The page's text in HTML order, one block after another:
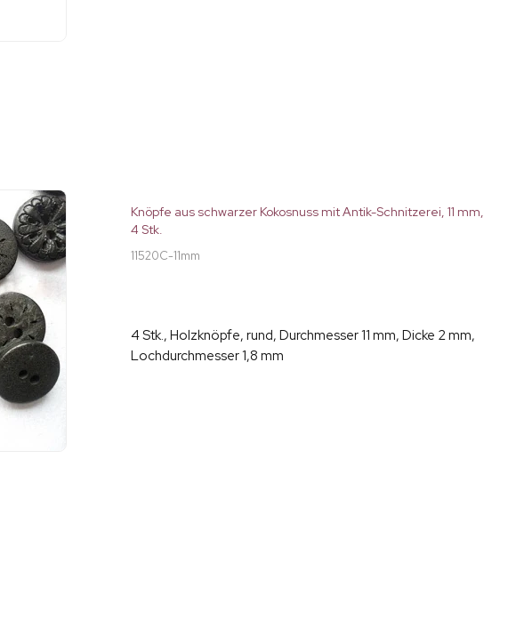
Knöpfe aus schwarzer Kokosnuss mit Antik-Schnitzerei, 11 mm,
4 Stk.
11520C-11mm
4 Stk., Holzknöpfe, rund, Durchmesser 11 mm, Dicke 2 mm,
Lochdurchmesser 1,8 mm